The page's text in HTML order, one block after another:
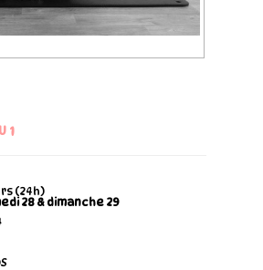
1
(24h)
28 & dimanche 29